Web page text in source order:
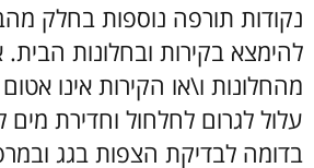
נקודות תורפה נוספות בחלק
להימצא בקירות ובחלונות
מהחלונות ו\או הקירות אינו
עלול לגרום לחלחול וחדירת
בדומה לבדיקת הצפות בגג